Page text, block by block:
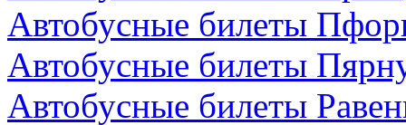
Автобусные билеты
Автобусные билеты
Автобусные билеты